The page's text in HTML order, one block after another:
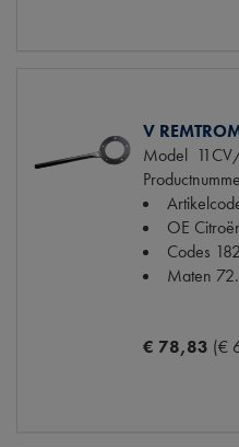
V
Model
OE
Codes
Maten
€ 78,83 (€